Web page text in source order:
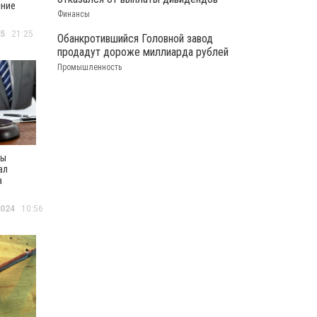
21:25
о
10:56
Финансы
Обанкротившийся Головной завод
продадут дороже миллиарда рублей
Промышленность